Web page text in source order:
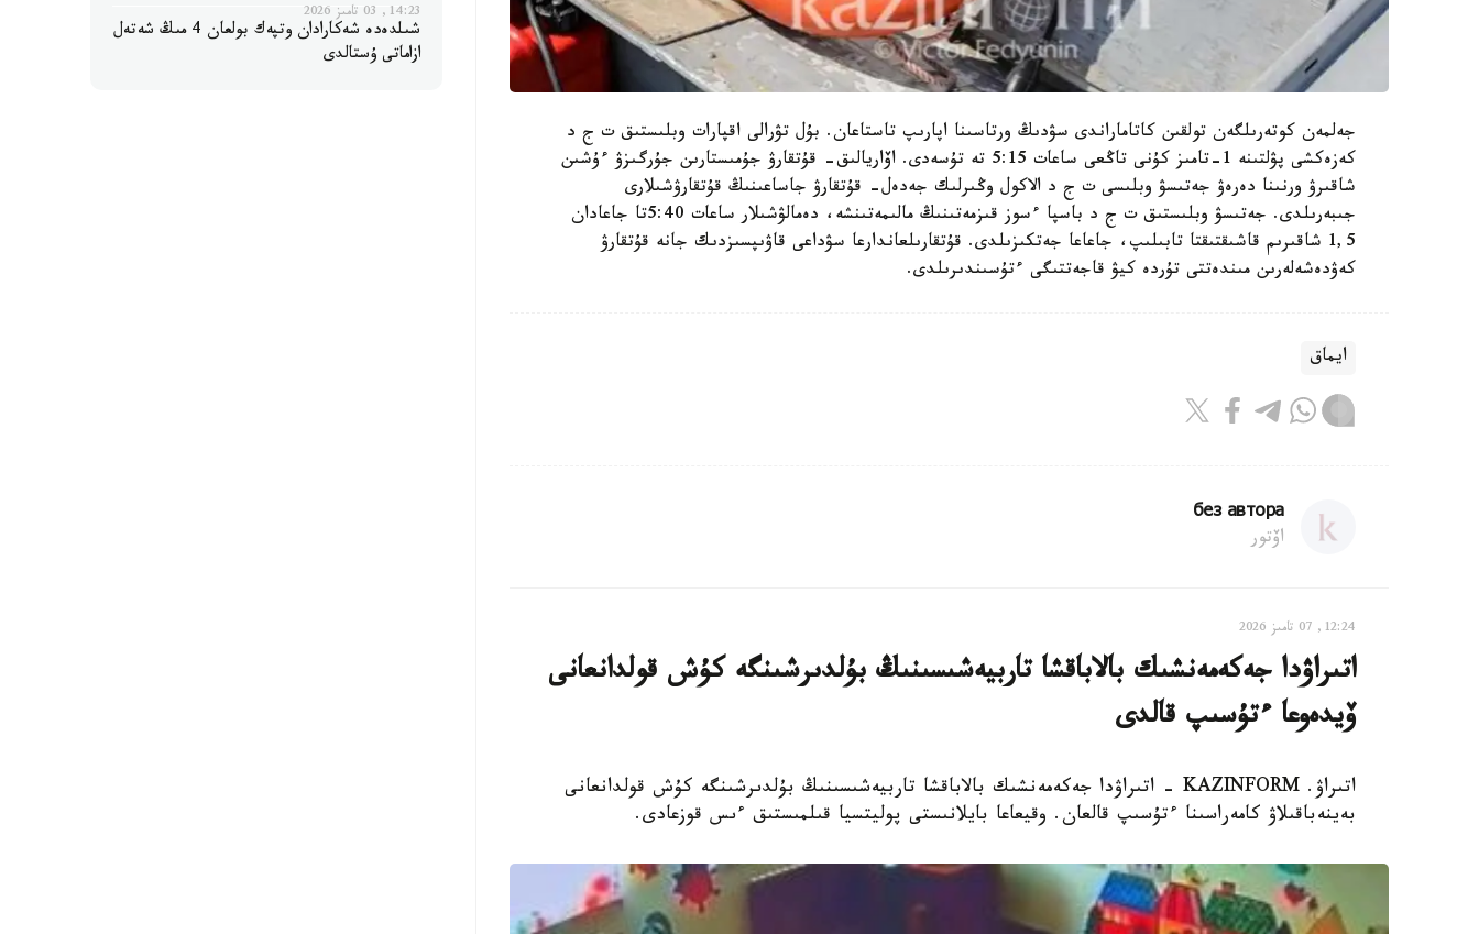
جەلمەن كوتەرىلگەن تولقىن كاتاماراندى سۋدىڭ ورتاسىنا اپارىپ تاستاعان. بۇل تۋرالى اقپارات وبلىستىق ت ج د
كەزەكشى پۋلتىنە 1-تامىز كۇنى تاڭعى ساعات 5:15 تە تۇسەدى. اۆاريالىق- قۇتقارۋ جۇمىستارىن جۇرگىزۋ ءۇشىن
شاقىرۋ ورنىنا دەرەۋ جەتىسۋ وبلىسى ت ج د الاكول وڭىرلىك جەدەل- قۇتقارۋ جاساعىنىڭ قۇتقارۋشىلارى
جىبەرىلدى. جەتىسۋ وبلىستىق ت ج د باسپا ءسوز قىزمەتىنىڭ مالىمەتىنشە، دەمالۋشىلار ساعات 5:40تا جاعادان
1,5 شاقىرىم قاشىقتىقتا تابىلىپ، جاعاعا جەتكىزىلدى. قۇتقارىلعاندارعا سۋداعى قاۋىپسىزدىك جانە قۇتقارۋ
كەۋدەشەلەرىن مىندەتتى تۇردە كيۋ قاجەتتىگى ءتۇسىندىرىلدى.
ايماق
без автора
اۆتور
12:24, 07 تامىز 2026
اتىراۋدا جەكەمەنشىك بالاباقشا تاربيەشىسىنىڭ بۇلدىرشىنگە كۇش قولدانعانى
ۆيدەوعا ءتۇسىپ قالدى
اتىراۋ. KAZINFORM - اتىراۋدا جەكەمەنشىك بالاباقشا تاربيەشىسىنىڭ بۇلدىرشىنگە كۇش قولدانعانى
بەينەباقىلاۋ كامەراسىنا ءتۇسىپ قالعان. وقيعاعا بايلانىستى پوليتسيا قىلمىستىق ءىس قوزعادى.
14:23, 03 تامىز 2026
شىلدەدە شەكارادان وتپەك بولعان 4 مىڭ شەتەل
ازاماتى ۇستالدى